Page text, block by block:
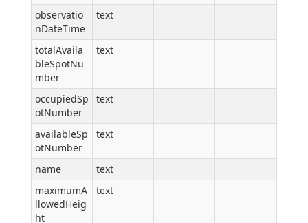
observatio
nDateTime
text
totalAvaila
bleSpotNu
mber
text
occupiedSp
otNumber
text
availableSp
otNumber
text
name
text
maximumA
llowedHeig
ht
text